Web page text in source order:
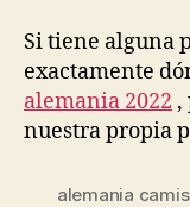
Si tiene alguna
exactamente
alemania 2022 ,
nuestra propia
alemania